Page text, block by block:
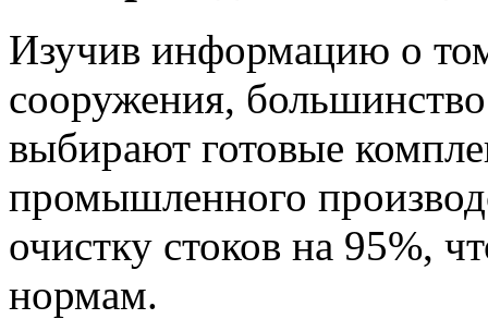
Изучив информацию о
сооружения,
выбирают готовые
промышленного
очистку стоков на 95%,
нормам.